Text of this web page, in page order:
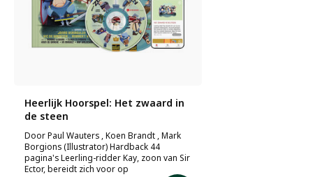
Heerlijk Hoorspel: Het zwaard in
de steen
Door Paul Wauters , Koen Brandt , Mark
Borgions (Illustrator) Hardback 44
pagina's Leerling-ridder Kay, zoon van Sir
Ector, bereidt zich voor op